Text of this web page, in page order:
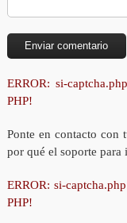
ERROR: si-
PHP!
Ponte en contacto con
por qué el soporte para
ERROR: si-
PHP!